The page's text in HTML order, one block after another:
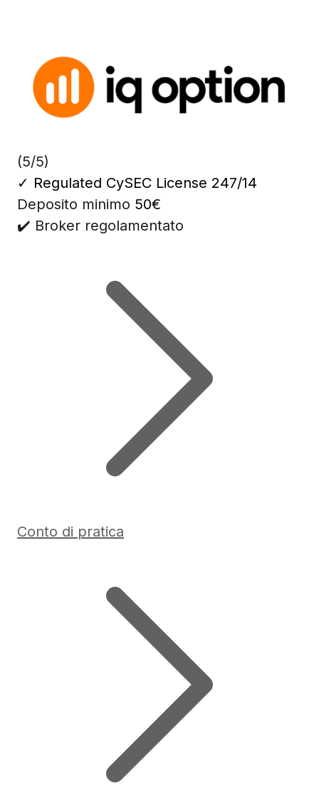
(5/5)
✓ Regulated CySEC License 247/14
Deposito minimo 50€
✔️ Broker regolamentato
Conto di pratica